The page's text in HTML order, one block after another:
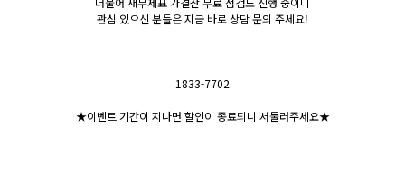
관심 있으신 분들은 지금 바로 상담 문의 주세요!
1833-7702
★이벤트 기간이 지나면 할인이 종료되니 서둘러주세요★